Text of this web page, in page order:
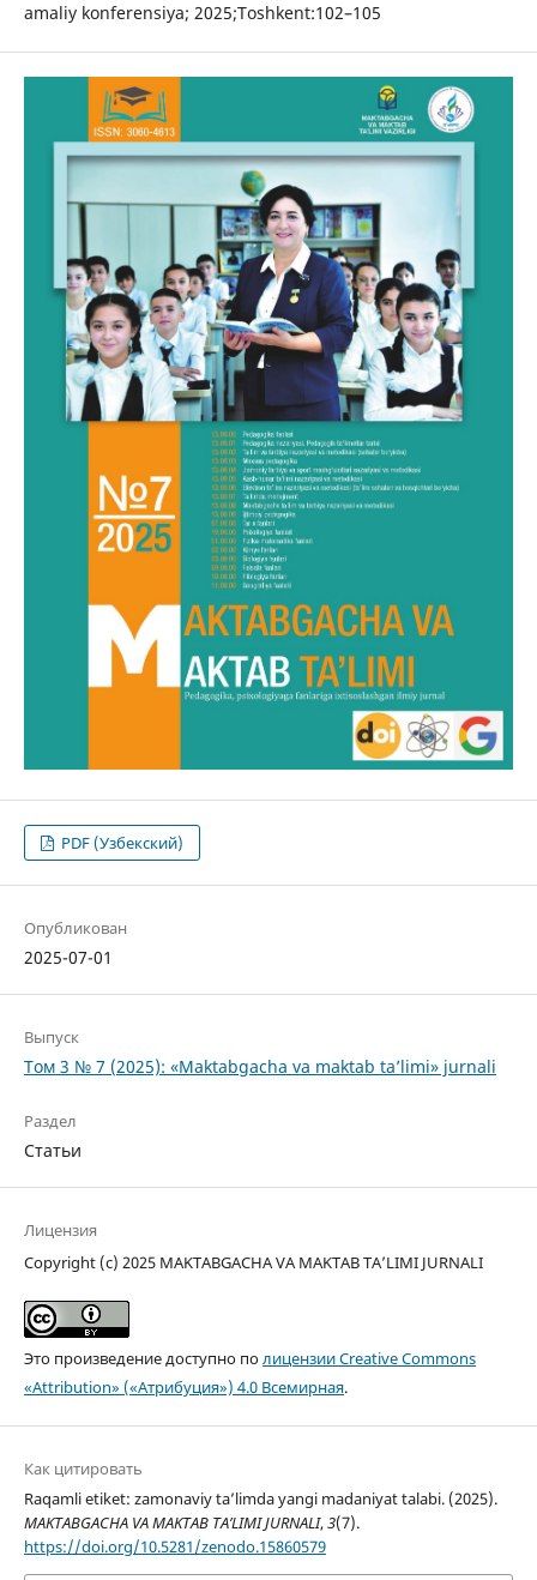
amaliy konferensiya; 2025;Toshkent:102–105
PDF (Узбекский)
Опубликован
2025-07-01
Выпуск
Том 3 № 7 (2025): «Maktabgacha va maktab ta’limi» jurnali
Раздел
Статьи
Лицензия
Copyright (c) 2025 MAKTABGACHA VA MAKTAB TA’LIMI JURNALI
Это произведение доступно полицензии Creative Commons
«Attribution» («Атрибуция») 4.0 Всемирная.
Как цитировать
Raqamli etiket: zamonaviy ta’limda yangi madaniyat talabi. (2025).
MAKTABGACHA VA MAKTAB TA’LIMI JURNALI,3(7).
https://doi.org/10.5281/zenodo.15860579